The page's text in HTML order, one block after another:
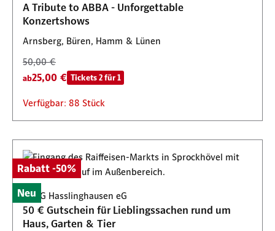
A Tribute to ABBA - Unforgettable
Konzertshows
Arnsberg, Büren, Hamm & Lünen
50,00 €
ab25,00 € Tickets 2 für 1
Verfügbar: 88 Stück
Rabatt -50%
Neu
BBAG Hasslinghausen eG
50 € Gutschein für Lieblingssachen rund um
Haus, Garten & Tier